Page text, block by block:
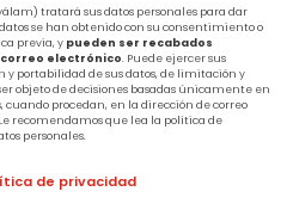
(Aválam) tratará sus datos personales para dar
se han obtenido con su consentimiento o
previa, y pueden ser recabados
electrónico. Puede ejercer sus
y portabilidad de sus datos, de limitación y
objeto de decisiones basadas únicamente en
procedan, en la dirección de correo
recomendamos que lea la política de
personales.
de privacidad